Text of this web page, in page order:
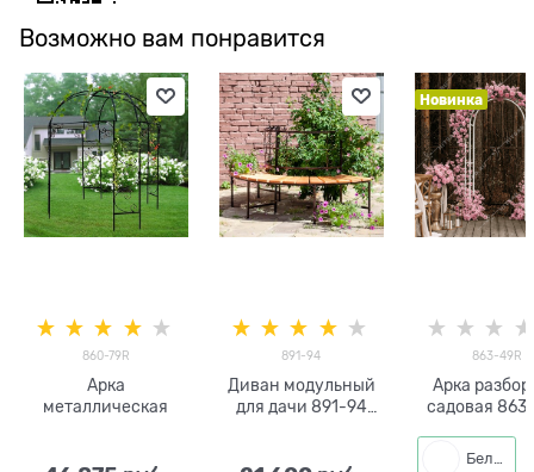
Возможно вам понравится
860-79R
Арка
металлическая
891-94
Диван модульный
для дачи 891-94
Новинка
863-49R
Арка
садовая
h=2.6 м
Белый